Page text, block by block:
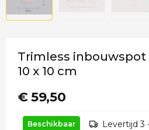
Trimless
10 x 10 cm
€ 59,50
Beschikbaar Levertijd 3